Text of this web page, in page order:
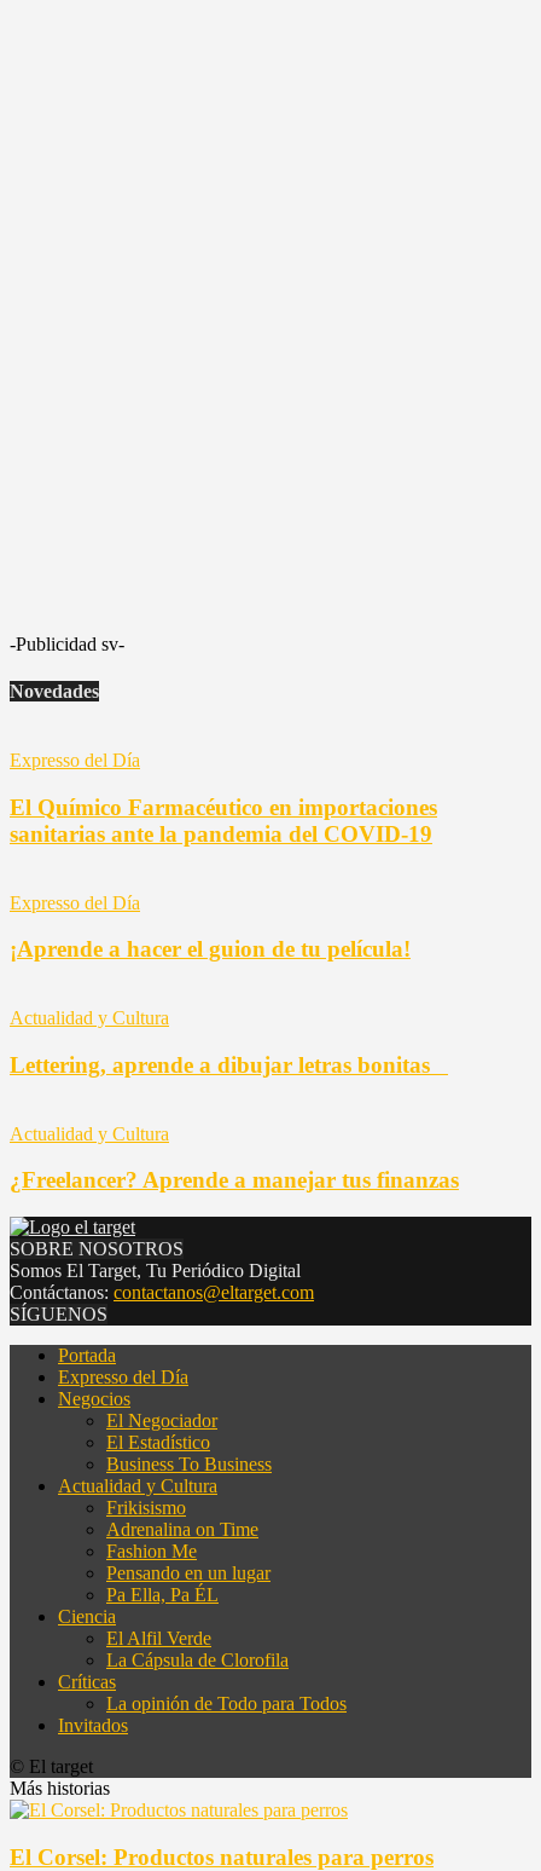
-Publicidad sv-
Novedades
Expresso del Día
El Químico Farmacéutico en importaciones
sanitarias ante la pandemia del COVID-19
Expresso del Día
¡Aprende a hacer el guion de tu película!
Actualidad y Cultura
Lettering, aprende a dibujar letras bonitas
Actualidad y Cultura
¿Freelancer? Aprende a manejar tus finanzas
SOBRE NOSOTROS
Somos El Target, Tu Periódico Digital
Contáctanos: contactanos@eltarget.com
SÍGUENOS
Portada
Expresso del Día
Negocios
El Negociador
El Estadístico
Business To Business
Actualidad y Cultura
Frikisismo
Adrenalina on Time
Fashion Me
Pensando en un lugar
Pa Ella, Pa ÉL
Ciencia
El Alfil Verde
La Cápsula de Clorofila
Críticas
La opinión de Todo para Todos
Invitados
© El target
Más historias
El Corsel: Productos naturales para perros